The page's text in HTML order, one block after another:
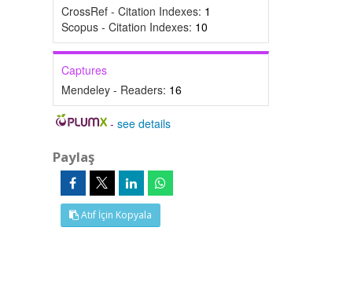
CrossRef - Citation Indexes: 1
Scopus - Citation Indexes: 10
Captures
Mendeley - Readers: 16
-see details
Paylaş
Atıf İçin Kopyala